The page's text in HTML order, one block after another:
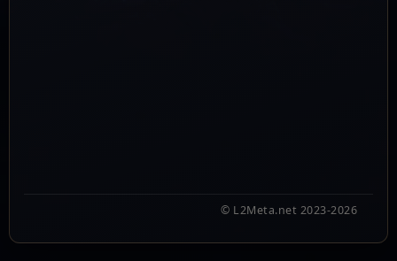
© L2Meta.net 2023-2026